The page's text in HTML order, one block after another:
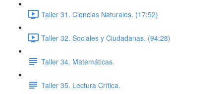
Taller 31. Ciencias Naturales. (17:52)
Taller 32. Sociales y Ciudadanas. (94:28)
Taller 34. Matemáticas.
Taller 35. Lectura Crítica.